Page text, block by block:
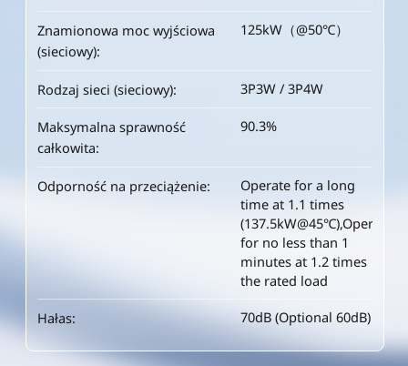
Znamionowa moc wyjściowa
(sieciowy):
125kW（@50℃）
Rodzaj sieci (sieciowy): 3P3W / 3P4W
Maksymalna sprawność
całkowita:
90.3%
Odporność na przeciążenie:
Operate for a long
time at 1.1 times
(137.5kW@45℃),Operate
for no less than 1
minutes at 1.2 times
the rated load
Hałas: 70dB (Optional 60dB)